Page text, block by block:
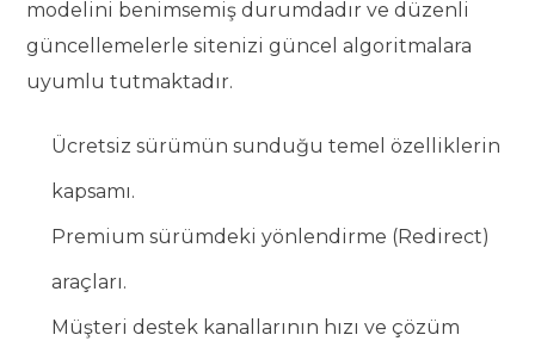
modelini benimsemiş durumdadır ve düzenli
güncellemelerle sitenizi güncel algoritmalara
uyumlu tutmaktadır.
Ücretsiz sürümün sunduğu temel özelliklerin
kapsamı.
Premium sürümdeki yönlendirme (Redirect)
araçları.
Müşteri destek kanallarının hızı ve çözüm